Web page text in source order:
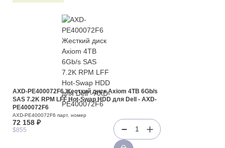
AXD-PE400072F6 Жесткий диск Axiom 4TB 6Gb/s
SAS 7.2K RPM LFF Hot-Swap HDD для Dell - AXD-
PE400072F6
AXD-PE400072F6 парт. номер
72 158 ₽
$855 1